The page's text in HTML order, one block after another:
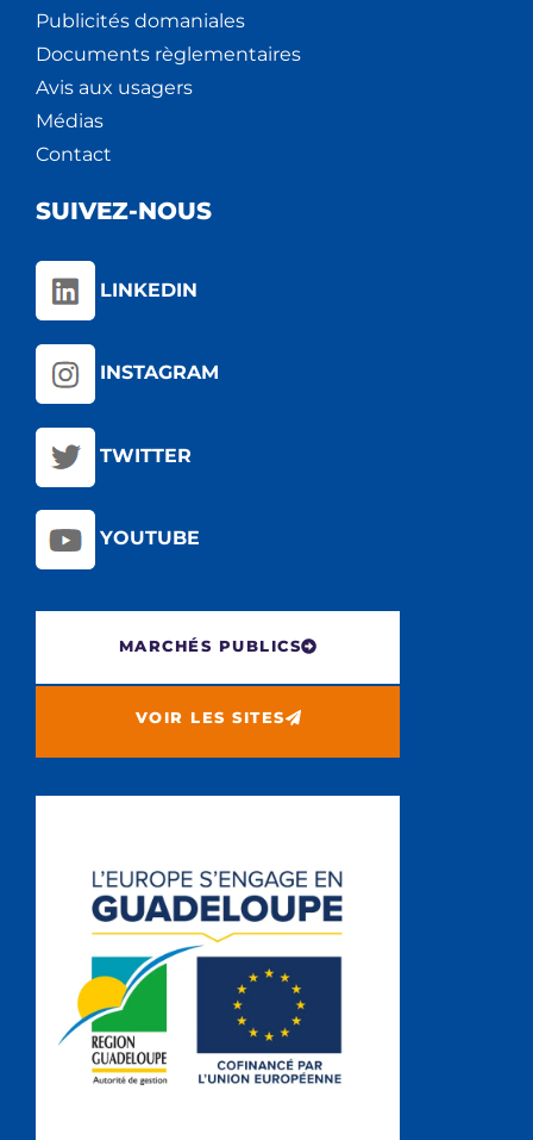
Publicités domaniales
Documents règlementaires
Avis aux usagers
Médias
Contact
SUIVEZ-NOUS
LINKEDIN
INSTAGRAM
TWITTER
YOUTUBE
MARCHÉS PUBLICS
VOIR LES SITES